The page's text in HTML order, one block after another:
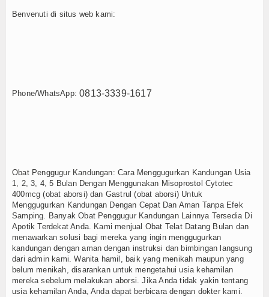
Benvenuti di situs web kami:
Phone/WhatsApp:0813-3339-1617
Obat Penggugur Kandungan: Cara Menggugurkan Kandungan Usia
1, 2, 3, 4, 5 Bulan Dengan Menggunakan Misoprostol Cytotec
400mcg (obat aborsi) dan Gastrul (obat aborsi) Untuk
Menggugurkan Kandungan Dengan Cepat Dan Aman Tanpa Efek
Samping. Banyak Obat Penggugur Kandungan Lainnya Tersedia Di
Apotik Terdekat Anda. Kami menjual Obat Telat Datang Bulan dan
menawarkan solusi bagi mereka yang ingin menggugurkan
kandungan dengan aman dengan instruksi dan bimbingan langsung
dari admin kami. Wanita hamil, baik yang menikah maupun yang
belum menikah, disarankan untuk mengetahui usia kehamilan
mereka sebelum melakukan aborsi. Jika Anda tidak yakin tentang
usia kehamilan Anda, Anda dapat berbicara dengan dokter kami.